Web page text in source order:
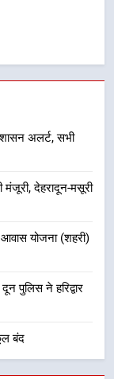
सेवाओं के
सुरक्षित
सख्त एक्शन,
अलर्ट, सभी
मंजूरी, देहरादून-मसूरी
आवास योजना (शहरी)
पुलिस ने हरिद्वार
बंद